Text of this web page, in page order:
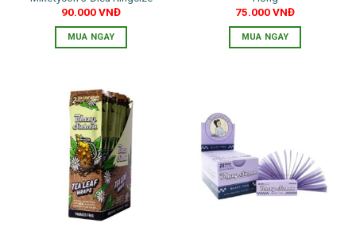
90.000VNĐ
MUA NGAY
75.000VNĐ
MUA NGAY